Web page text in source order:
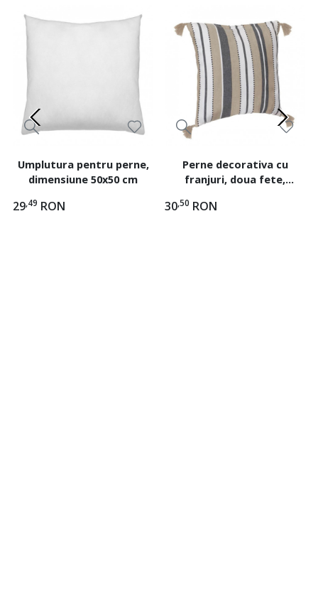
Umplutura pentru perne,
dimensiune 50x50 cm
29,49 RON
Perne decorativa cu
franjuri, doua fete,
30,50 RON